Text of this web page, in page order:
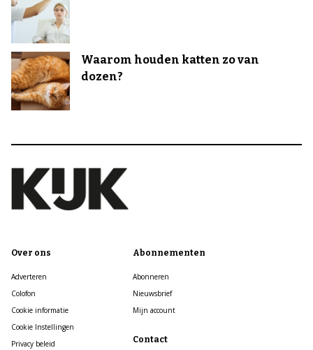
Waarom houden katten zo van
dozen?
Over ons
Adverteren
Colofon
Cookie informatie
Cookie Instellingen
Privacy beleid
Abonnementen
Abonneren
Nieuwsbrief
Mijn account
Contact